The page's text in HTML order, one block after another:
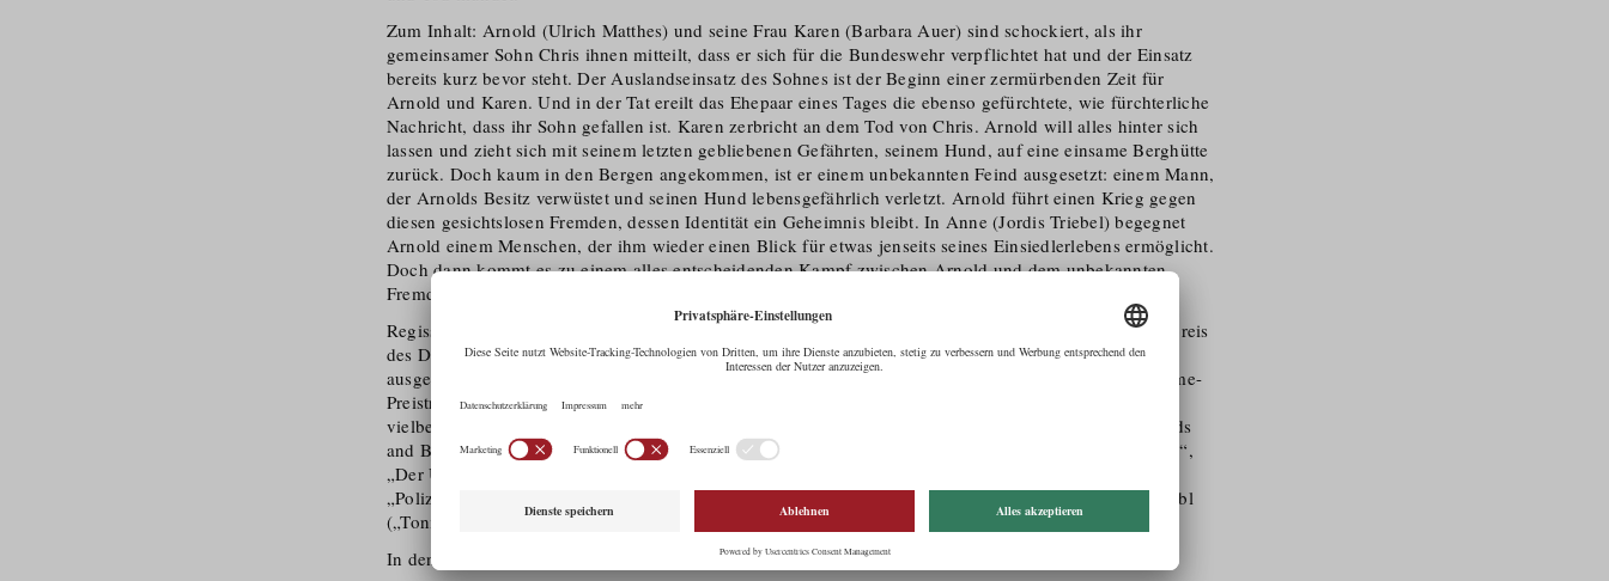
Zum Inhalt: Arnold (Ulrich Matthes) und seine Frau Karen (Barbara Auer) sind schockiert, als ihr
gemeinsamer Sohn Chris ihnen mitteilt, dass er sich für die Bundeswehr verpflichtet hat und der Einsatz
bereits kurz bevor steht. Der Auslandseinsatz des Sohnes ist der Beginn einer zermürbenden Zeit für
Arnold und Karen. Und in der Tat ereilt das Ehepaar eines Tages die ebenso gefürchtete, wie fürchterliche
Nachricht, dass ihr Sohn gefallen ist. Karen zerbricht an dem Tod von Chris. Arnold will alles hinter sich
lassen und zieht sich mit seinem letzten gebliebenen Gefährten, seinem Hund, auf eine einsame Berghütte
zurück. Doch kaum in den Bergen angekommen, ist er einem unbekannten Feind ausgesetzt: einem Mann,
der Arnolds Besitz verwüstet und seinen Hund lebensge­fährlich verletzt. Arnold führt einen Krieg gegen
diesen gesichtslosen Fremden, dessen Identität ein Geheimnis bleibt. In Anne (Jordis Triebel) begegnet
Arnold einem Menschen, der ihm wieder einen Blick für etwas jenseits seines Einsiedlerlebens ermöglicht.
Doch dann kommt es zu einem alles entscheidenden Kampf zwischen Arnold und dem unbekannten
Fremden. Ein Kampf auf Leben und Tod …
Regisseur Rick Ostermann, der für seinen Debütfilm „Wolfskinder“ mit zahlreichen Preisen (Friedenspreis
des Deutschen Films – Die Brücke, New Faces Award, Franz-Werfel-Menschen­rechtspreis u.w.)
ausgezeichnet wurde, inszeniert den WDR Fernsehfilm für Das Erste nach einem Drehbuch von Grimme-
Preisträgerin Hannah Hollinger („Mutter“, „Grenzgang“), basierend auf dem gleichnamigen und
vielbeachteten Roman von Jochen Rausch. Vor der Kamera von Leah Striker („Wolfskinder“, „Shepards
and Butchers“) stehen in den Hauptrollen Ulrich Matthes (Grimme-Preis: „Tatort: Im Schmerz geboren“,
„Der Untergang“), Barbara Auer (Deutscher Fernsehpreis und Grimme-Preis: „Das Ende einer Nacht“,
„Polizeiruf: Wölfe“), Jördis Triebel („Emmas Glück“, Deutscher Filmpreis: „Westen“) und Thomas Loibl
(„Toni Erdmann“, Tatort: „Wofür es sich zu Leben lohnt“).
In den weiteren Rollen spielen Lucas Reiber, Felix von Bredow, Lili Epply u.v.w.